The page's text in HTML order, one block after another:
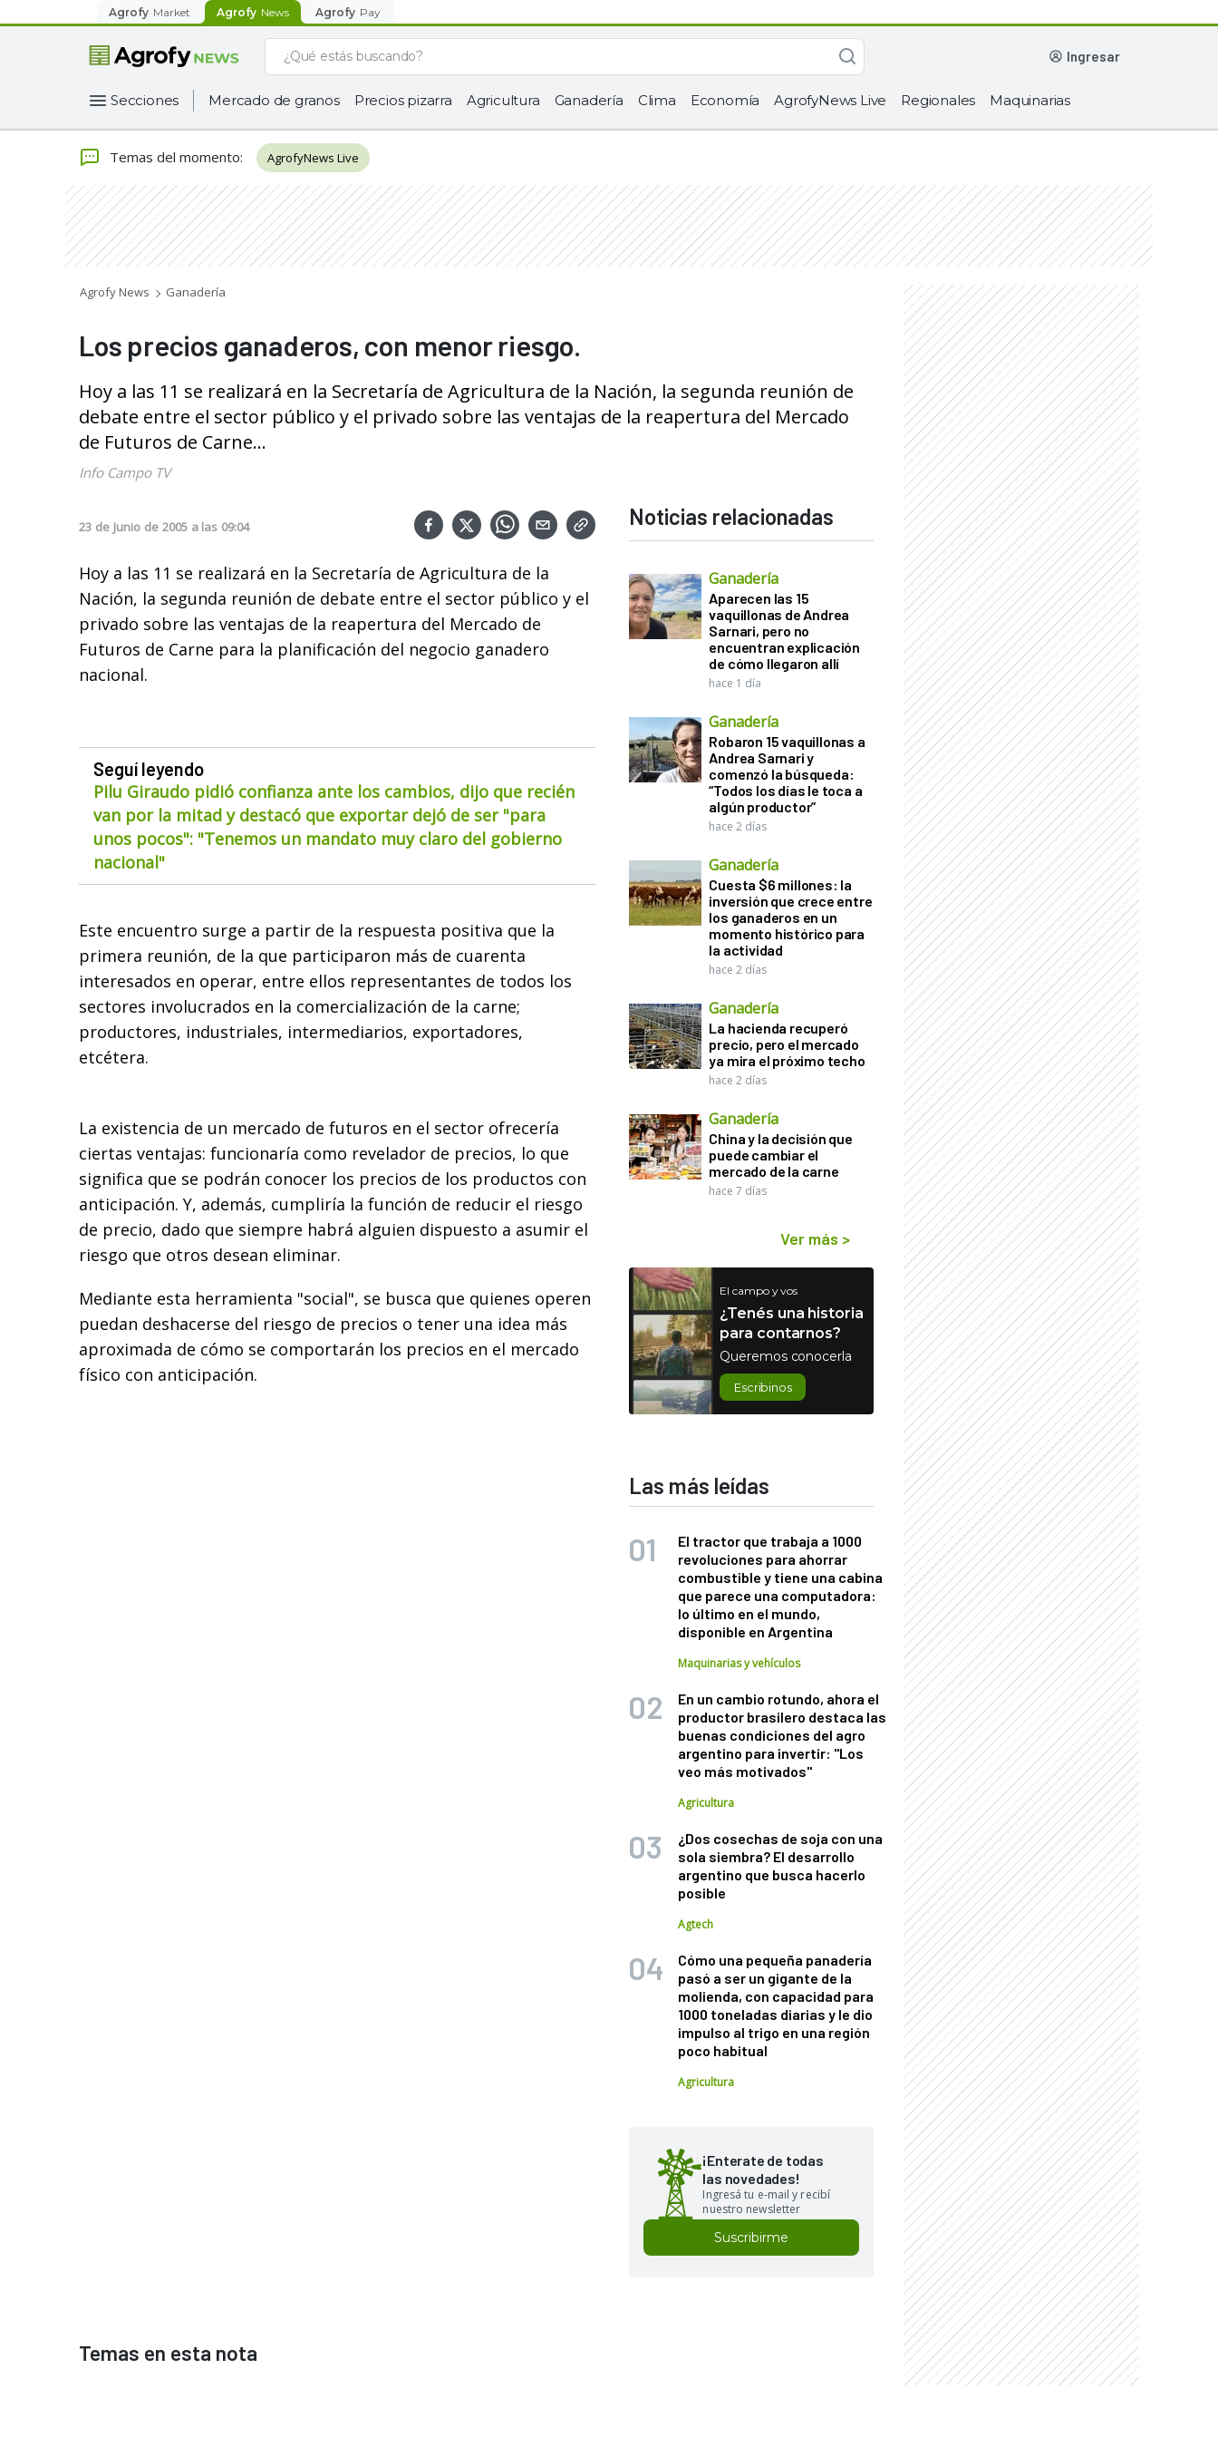
Agrofy Market Agrofy News Agrofy Pay
ingresar
Secciones Mercado de granos Precios pizarra Agricultura Ganadería Clima Economía AgrofyNews Live Regionales Maquinarias
Temas del momento: AgrofyNews Live
Agrofy News Ganadería
Los precios ganaderos, con menor riesgo.
Hoy a las 11 se realizará en la Secretaría de Agricultura de la Nación, la segunda reunión de
debate entre el sector público y el privado sobre las ventajas de la reapertura del Mercado
de Futuros de Carne...
Info Campo TV
23 de Junio de 2005 a las 09:04
Hoy a las 11 se realizará en la Secretaría de Agricultura de la
Nación, la segunda reunión de debate entre el sector público y el
privado sobre las ventajas de la reapertura del Mercado de
Futuros de Carne para la planificación del negocio ganadero
nacional.
Seguí leyendo
Pilu Giraudo pidió confianza ante los cambios, dijo que recién
van por la mitad y destacó que exportar dejó de ser "para
unos pocos": "Tenemos un mandato muy claro del gobierno
nacional"
Este encuentro surge a partir de la respuesta positiva que la
primera reunión, de la que participaron más de cuarenta
interesados en operar, entre ellos representantes de todos los
sectores involucrados en la comercialización de la carne;
productores, industriales, intermediarios, exportadores,
etcétera.
La existencia de un mercado de futuros en el sector ofrecería
ciertas ventajas: funcionaría como revelador de precios, lo que
significa que se podrán conocer los precios de los productos con
anticipación. Y, además, cumpliría la función de reducir el riesgo
de precio, dado que siempre habrá alguien dispuesto a asumir el
riesgo que otros desean eliminar.
Mediante esta herramienta "social", se busca que quienes operen
puedan deshacerse del riesgo de precios o tener una idea más
aproximada de cómo se comportarán los precios en el mercado
físico con anticipación.
Noticias relacionadas
Ganadería
Aparecen las 15
vaquillonas de Andrea
Sarnari, pero no
encuentran explicación
de cómo llegaron allí
hace 1 día
Ganadería
Robaron 15 vaquillonas a
Andrea Sarnari y
comenzó la búsqueda:
“Todos los días le toca a
algún productor”
hace 2 días
Ganadería
Cuesta $6 millones: la
inversión que crece entre
los ganaderos en un
momento histórico para
la actividad
hace 2 días
Ganadería
La hacienda recuperó
precio, pero el mercado
ya mira el próximo techo
hace 2 días
Ganadería
China y la decisión que
puede cambiar el
mercado de la carne
hace 7 días
Ver más >
El campo y vos
¿Tenés una historia
para contarnos?
Queremos conocerla
Escribinos
Las más leídas
El tractor que trabaja a 1000
revoluciones para ahorrar
combustible y tiene una cabina
que parece una computadora:
lo último en el mundo,
disponible en Argentina
Maquinarias y vehículos
En un cambio rotundo, ahora el
productor brasilero destaca las
buenas condiciones del agro
argentino para invertir: "Los
veo más motivados"
Agricultura
¿Dos cosechas de soja con una
sola siembra? El desarrollo
argentino que busca hacerlo
posible
Agtech
Cómo una pequeña panadería
pasó a ser un gigante de la
molienda, con capacidad para
1000 toneladas diarias y le dio
impulso al trigo en una región
poco habitual
Agricultura
¡Enterate de todas
las novedades!
Ingresá tu e-mail y recibí
nuestro newsletter
Suscribirme
Temas en esta nota